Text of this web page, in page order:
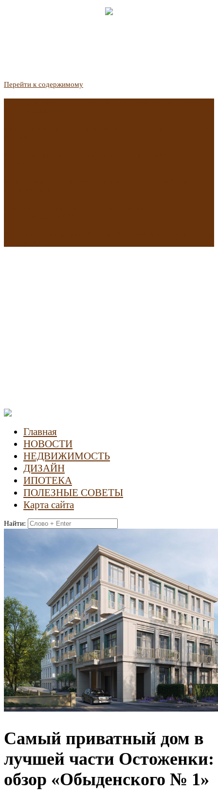
Перейти к содержимому
Главная
НОВОСТИ
НЕДВИЖИМОСТЬ
ДИЗАЙН
ИПОТЕКА
ПОЛЕЗНЫЕ СОВЕТЫ
Карта сайта
Найти:
Самый приватный дом в
лучшей части Остоженки:
обзор «Обыденского № 1»